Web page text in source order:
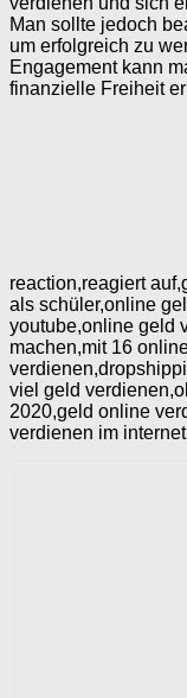
Man sollte jedoch
um erfolgreich zu
Engagement kann
finanzielle Freiheit
reaction,reagiert
als schüler,online
youtube,online geld
machen,mit 16
viel geld
2020,geld online
verdienen im